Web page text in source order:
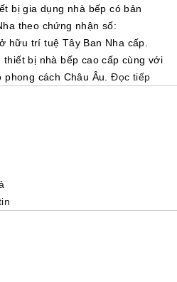
bị gia dụng nhà bếp có bản
theo chứng nhận số:
hữu trí tuệ Tây Ban Nha cấp.
thiết bị nhà bếp cao cấp cùng với
phong cách Châu Âu.Đọc tiếp